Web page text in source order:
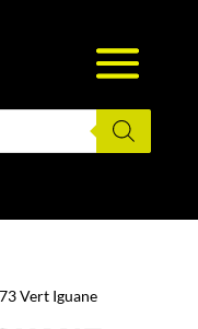
Vert Iguane